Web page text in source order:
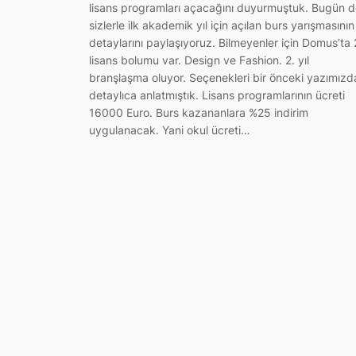
lisans programları açacağını duyurmuştuk. Bugün
sizlerle ilk akademik yıl için açılan burs yarışmasının
detaylarını paylaşıyoruz. Bilmeyenler için Domus’ta
lisans bolumu var. Design ve Fashion. 2. yıl
branşlaşma oluyor. Seçenekleri bir önceki
detaylıca anlatmıştık. Lisans programlarının ücreti
16000 Euro. Burs kazananlara %25 indirim
uygulanacak. Yani okul ücreti…